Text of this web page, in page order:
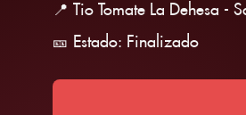
📍 Tio Tomate La Dehesa -
🎫 Estado: Finalizado